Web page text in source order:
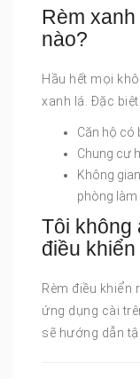
Rèm
nào?
Hầu hết mọi
xanh lá. Đặc
Căn hộ có
Chung cư
Không
phòng làm
Tôi không
điều
Rèm điều khiển
ứng dụng cài
sẽ hướng dẫn